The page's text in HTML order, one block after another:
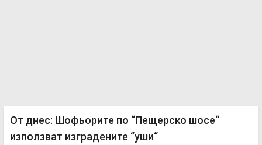
От днес: Шофьорите по “Пещерско шосе“
използват изградените “уши“